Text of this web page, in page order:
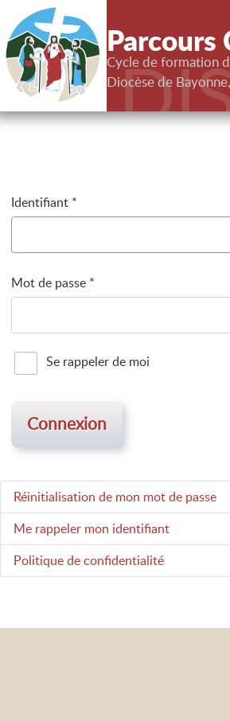
Parcours
Cycle de formation
Diocèse de
Identifiant *
Mot de passe *
Se rappeler de moi
Connexion
Réinitialisation de mon mot de passe
Me rappeler mon identifiant
Politique de confidentialité